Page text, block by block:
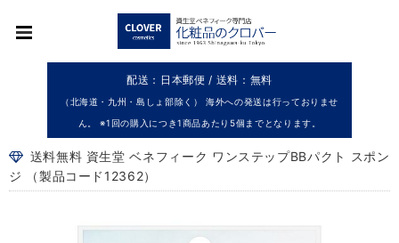
配送：日本郵便 / 送料：無料
（北海道・九州・島しょ部除く） 海外への発送は行っておりませ
ん。 ※1回の購入につき1商品あたり5個までとなります。
送料無料 資生堂 ベネフィーク ワンステップBBパクト スポン
ジ （製品コード12362）